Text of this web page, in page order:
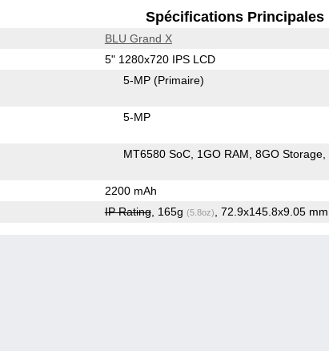
Spécifications Principales
BLU Grand X
5" 1280x720 IPS LCD
5-MP (Primaire)
5-MP
MT6580 SoC 1GO RAM 8GO Storage
2200 mAh
IP Rating, 165g (5.8oz) , 72.9x145.8x9.05 mm